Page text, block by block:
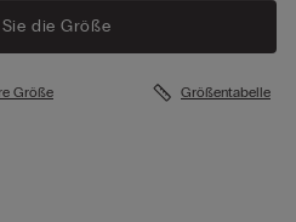
die Größe
Größe Größentabelle